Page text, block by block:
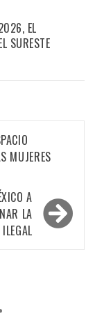
EL
SURESTE
MUJERES
A
LA